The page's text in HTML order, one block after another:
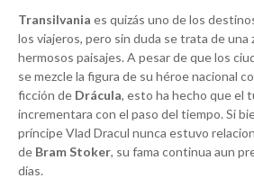
Transilvania es quizás uno de los
los viajeros, pero sin duda se trata de una
hermosos paisajes. A pesar de que los
se mezcle la figura de su héroe nacional
ficción de Drácula, esto ha hecho que el
incrementara con el paso del tiempo. Si
príncipe Vlad Dracul nunca estuvo
de Bram Stoker, su fama continua aun
días.